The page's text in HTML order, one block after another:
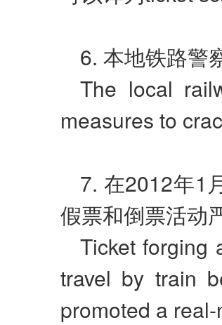
6. 本地铁路警
The local
measures to
7. 在2012年1
假票和倒票活动
Ticket forging
travel by train
promoted a